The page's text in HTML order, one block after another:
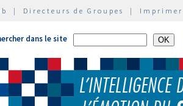
| Directeurs de Groupes | Imprimer
dans le site